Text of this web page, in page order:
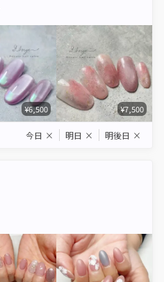
¥6,500 ¥7,500
今日 × 明日 × 明後日 ×